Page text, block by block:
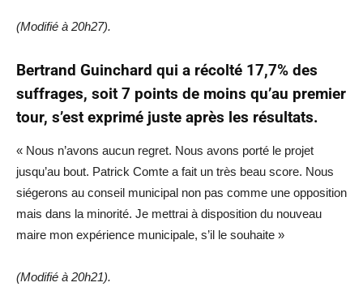
(Modifié à 20h27).
Bertrand Guinchard qui a récolté 17,7% des
suffrages, soit 7 points de moins qu’au premier
tour, s’est exprimé juste après les résultats.
« Nous n’avons aucun regret. Nous avons porté le projet
jusqu’au bout. Patrick Comte a fait un très beau score. Nous
siégerons au conseil municipal non pas comme une opposition
mais dans la minorité. Je mettrai à disposition du nouveau
maire mon expérience municipale, s’il le souhaite »
(Modifié à 20h21).